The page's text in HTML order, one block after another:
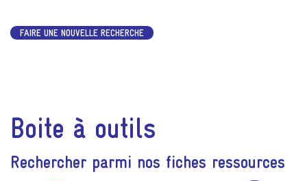
FAIRE UNE NOUVELLE RECHERCHE
Boite à outils
Rechercher parmi nos fiches ressources